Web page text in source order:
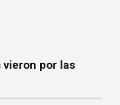
vieron por las